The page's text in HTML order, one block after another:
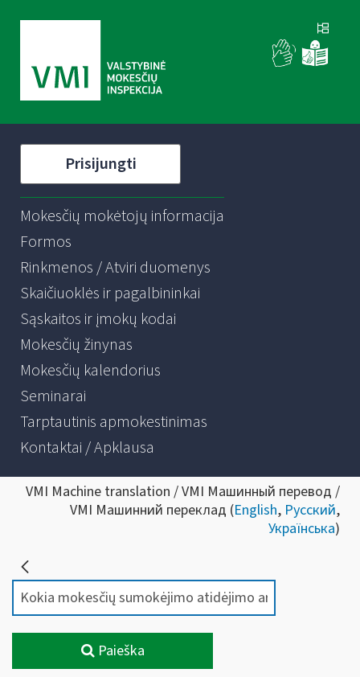
Prisijungti
Mokesčių mokėtojų informacija
Formos
Rinkmenos / Atviri duomenys
Skaičiuoklės ir pagalbininkai
Sąskaitos ir įmokų kodai
Mokesčių žinynas
Mokesčių kalendorius
Seminarai
Tarptautinis apmokestinimas
Kontaktai / Apklausa
VMI Machine translation / VMI Машинный перевод /
VMI Машинний переклад (English, Русский,
Українська)
Paieška